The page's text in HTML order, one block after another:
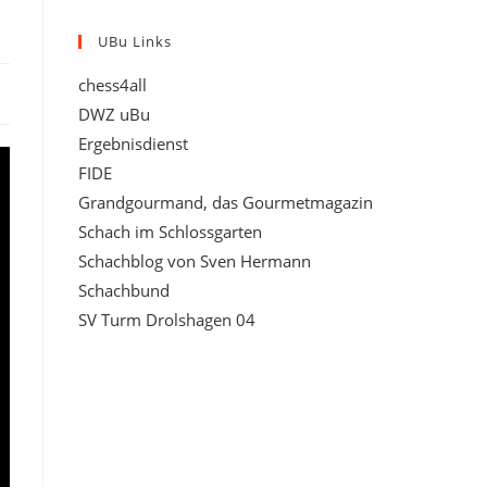
UBu Links
chess4all
DWZ uBu
Ergebnisdienst
FIDE
Grandgourmand, das Gourmetmagazin
Schach im Schlossgarten
Schachblog von Sven Hermann
Schachbund
SV Turm Drolshagen 04